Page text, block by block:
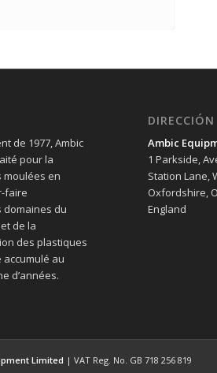
de 1977, Ambic
pour la
moulées en
faire
domaines du
de la
des plastiques
au
d’années.
DIRECCIÓN
Ambic
1 Parkside,
Station Lane,
Oxfordshire,
England
Limited | VAT Reg. No. GB 718 256 819